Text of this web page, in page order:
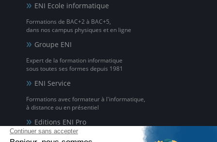
ENI Ecole informatique
Formations de BAC+2 à BAC+5,
dans nos campus physiques et en ligne
Groupe ENI
Expert de la formation informatique
sous toutes ses formes depuis 1981
ENI Service
Formations avec formateur à l'informatique,
à distance ou en présentiel
Editions ENI Pro